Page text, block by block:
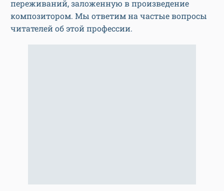
переживаний, заложенную в произведение
композитором. Мы ответим на частые вопросы
читателей об этой профессии.